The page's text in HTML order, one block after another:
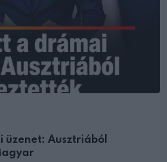
üzenet: Ausztriából